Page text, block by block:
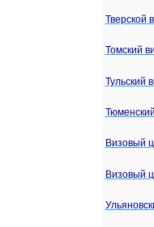
Тверской
Томский
Тульский
Визовый
Визовый